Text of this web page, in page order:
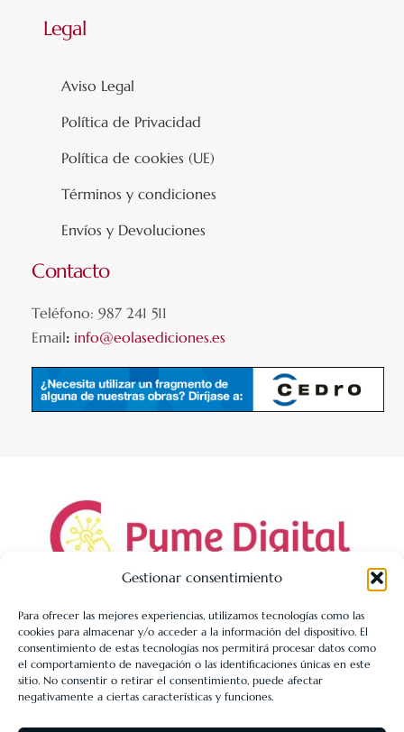
Gestionar consentimiento
Para ofrecer las mejores experiencias, utilizamos tecnologías como las
cookies para almacenar y/o acceder a la información del dispositivo. El
consentimiento de estas tecnologías nos permitirá procesar datos como
el comportamiento de navegación o las identificaciones únicas en este
sitio. No consentir o retirar el consentimiento, puede afectar
negativamente a ciertas características y funciones.
Legal
Aviso Legal
Política de Privacidad
Política de cookies (UE)
Términos y condiciones
Envíos y Devoluciones
Contacto
Teléfono: 987 241 511
Email: info@eolasediciones.es
LIBRERÍA UNIVERSITARIA LEÓN 1980 SLL ha sido beneficiaria
de Fondos Europeos, cuyo objetivo es la mejora de la
competitividad de las PYMES, y gracias al cual ha puesto en
marcha un Plan de Acción con el objetivo de reforzar la